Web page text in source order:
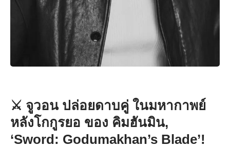
⚔️ จูวอน ปล่อยดาบคู่ ในมหากาพย์
หลังโกกูรยอ ของ คิมฮันมิน,
‘Sword: Godumakhan’s Blade’!